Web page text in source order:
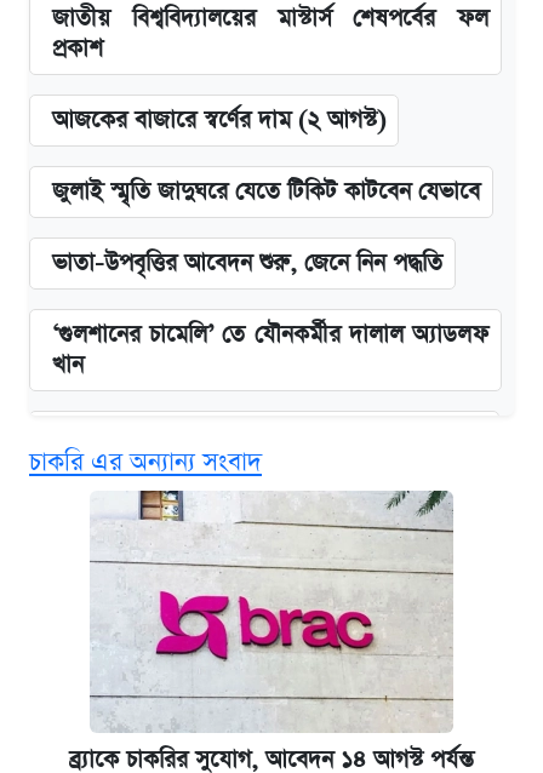
জাতীয় বিশ্ববিদ্যালয়ের মাস্টার্স শেষপর্বের ফল
প্রকাশ
আজকের বাজারে স্বর্ণের দাম (২ আগস্ট)
জুলাই স্মৃতি জাদুঘরে যেতে টিকিট কাটবেন যেভাবে
ভাতা-উপবৃত্তির আবেদন শুরু, জেনে নিন পদ্ধতি
‘গুলশানের চামেলি’ তে যৌনকর্মীর দালাল অ্যাডলফ
খান
এক ক্লিকে জেনে নিন আইফোন ১৮ প্রো ম্যাক্সের
দাম ও ফিচার
আজকের বাজারে স্বর্ণের দাম (৪ আগস্ট)
নবম জাতীয় পে-স্কেল নিয়ে সর্বশেষ যা জানা গেল
পাঁচ দপ্তরে নতুন সচিব নিয়োগ দিল সরকার
চাকরি এর অন্যান্য সংবাদ
ব্র্যাকে চাকরির সুযোগ, আবেদন ১৪ আগস্ট পর্যন্ত